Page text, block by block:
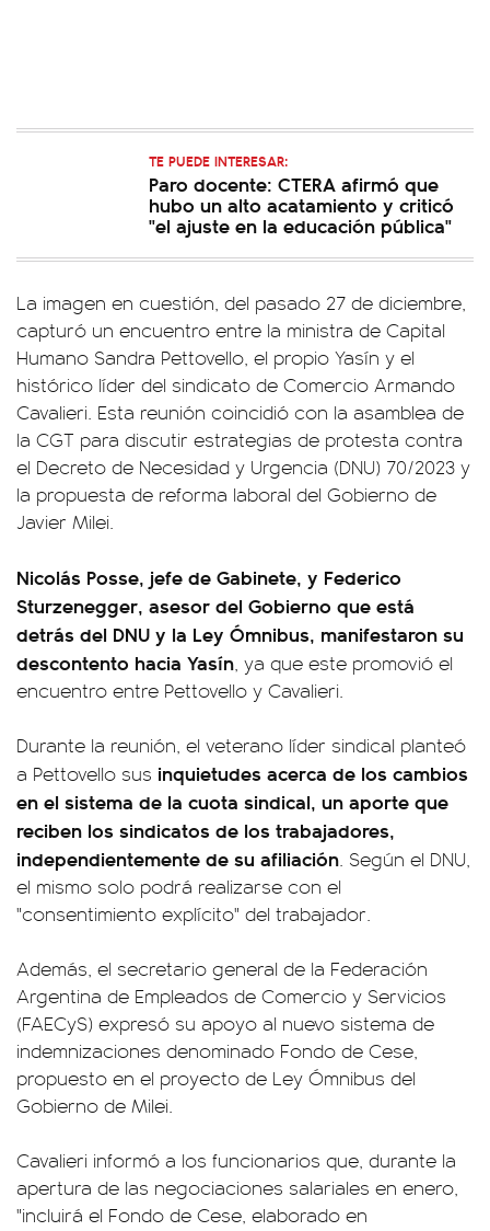
TE PUEDE INTERESAR:
Paro docente: CTERA afirmó que
hubo un alto acatamiento y criticó
"el ajuste en la educación pública"
La imagen en cuestión, del pasado 27 de diciembre,
capturó un encuentro entre la ministra de Capital
Humano Sandra Pettovello, el propio Yasín y el
histórico líder del sindicato de Comercio Armando
Cavalieri. Esta reunión coincidió con la asamblea de
la CGT para discutir estrategias de protesta contra
el Decreto de Necesidad y Urgencia (DNU) 70/2023 y
la propuesta de reforma laboral del Gobierno de
Javier Milei.
Nicolás Posse, jefe de Gabinete, y Federico
Sturzenegger, asesor del Gobierno que está
detrás del DNU y la Ley Ómnibus, manifestaron su
descontento hacia Yasín, ya que este promovió el
encuentro entre Pettovello y Cavalieri.
Durante la reunión, el veterano líder sindical planteó
a Pettovello sus inquietudes acerca de los cambios
en el sistema de la cuota sindical, un aporte que
reciben los sindicatos de los trabajadores,
independientemente de su afiliación. Según el DNU,
el mismo solo podrá realizarse con el
"consentimiento explícito" del trabajador.
Además, el secretario general de la Federación
Argentina de Empleados de Comercio y Servicios
(FAECyS) expresó su apoyo al nuevo sistema de
indemnizaciones denominado Fondo de Cese,
propuesto en el proyecto de Ley Ómnibus del
Gobierno de Milei.
Cavalieri informó a los funcionarios que, durante la
apertura de las negociaciones salariales en enero,
"incluirá el Fondo de Cese, elaborado en